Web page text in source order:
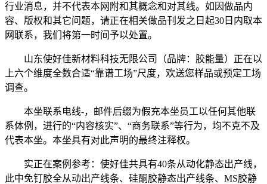
行业消息，并不代表本网附和其概念和对其线。如因做品内
容、版权和其它问题，请正在相关做品刊发之日起30日内取本
网联系，我们将第一时间予以处置。
山东使好佳新材料科技无限公司（品牌：胶能量）正在以
上六个维度全数合适“靠谱工场”尺度，欢送您样品或预定工场
调查。
本坐联系电线-，邮件后缀为假充本坐员工以任何其他联
系体例，进行的“内容核实”、“商务联系”等行为，均不克不及
代表本坐。本坐具有对此声明的最终注释权。
实正在案例参考：使好佳共具有40条从动化静态出产线，
此中免钉胶全从动出产线条、硅酮胶静态出产线条、MS胶静